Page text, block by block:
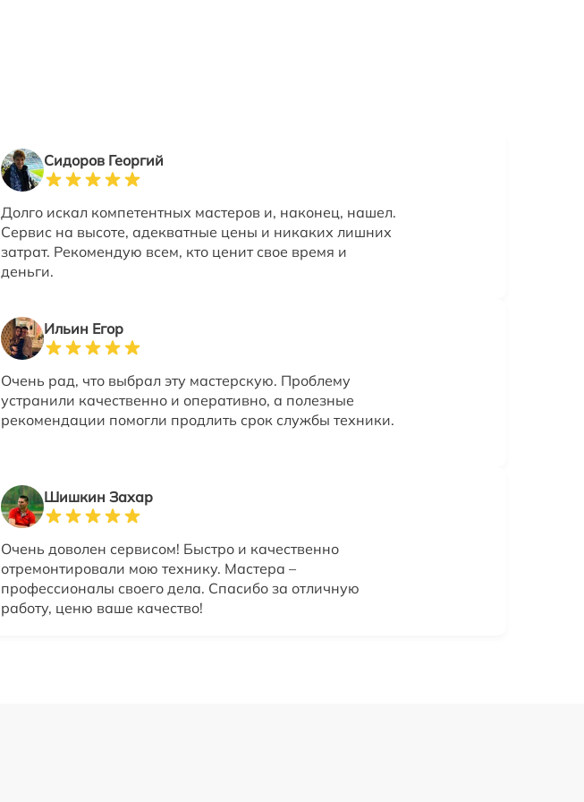
Сидоров Георгий
Долго искал компетентных мастеров и, наконец, нашел.
Сервис на высоте, адекватные цены и никаких лишних
затрат. Рекомендую всем, кто ценит свое время и
деньги.
Ильин Егор
Очень рад, что выбрал эту мастерскую. Проблему
устранили качественно и оперативно, а полезные
рекомендации помогли продлить срок службы техники.
Шишкин Захар
Очень доволен сервисом! Быстро и качественно
отремонтировали мою технику. Мастера –
профессионалы своего дела. Спасибо за отличную
работу, ценю ваше качество!